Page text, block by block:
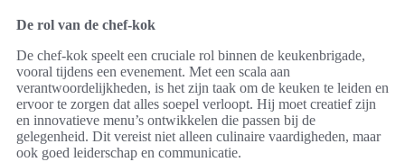
De rol van de chef-kok
De chef-kok speelt een cruciale rol binnen de keukenbrigade,
vooral tijdens een evenement. Met een scala aan
verantwoordelijkheden, is het zijn taak om de keuken te leiden en
ervoor te zorgen dat alles soepel verloopt. Hij moet creatief zijn
en innovatieve menu’s ontwikkelen die passen bij de
gelegenheid. Dit vereist niet alleen culinaire vaardigheden, maar
ook goed leiderschap en communicatie.